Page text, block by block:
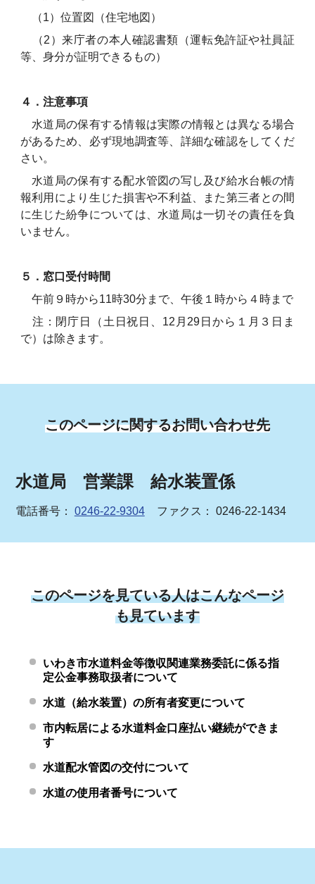
（1）位置図（住宅地図）
（2）来庁者の本人確認書類（運転免許証や社員証
等、身分が証明できるもの）
４．注意事項
水道局の保有する情報は実際の情報とは異なる場合
があるため、必ず現地調査等、詳細な確認をしてくだ
さい。
水道局の保有する配水管図の写し及び給水台帳の情
報利用により生じた損害や不利益、また第三者との間
に生じた紛争については、水道局は一切その責任を負
いません。
５．窓口受付時間
午前９時から11時30分まで、午後１時から４時まで
注：閉庁日（土日祝日、12月29日から１月３日ま
で）は除きます。
このページに関するお問い合わせ先
水道局 営業課 給水装置係
電話番号： 0246-22-9304 ファクス： 0246-22-1434
このページを見ている人はこんなページ
も見ています
いわき市水道料金等徴収関連業務委託に係る指
定公金事務取扱者について
水道（給水装置）の所有者変更について
市内転居による水道料金口座払い継続ができま
す
水道配水管図の交付について
水道の使用者番号について